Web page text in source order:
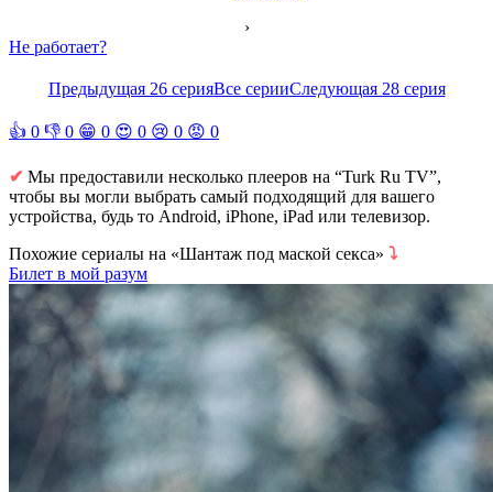
›
Не работает?
Предыдущая 26 серияВсе серииСледующая 28 серия
👍 0 👎 0 😁 0 😍 0 😢 0 😡 0
✔ Мы предоставили несколько плееров на “Turk Ru TV”,
чтобы вы могли выбрать самый подходящий для вашего
устройства, будь то Android, iPhone, iPad или телевизор.
Похожие сериалы на «Шантаж под маской секса» ⤵
Билет в мой разум